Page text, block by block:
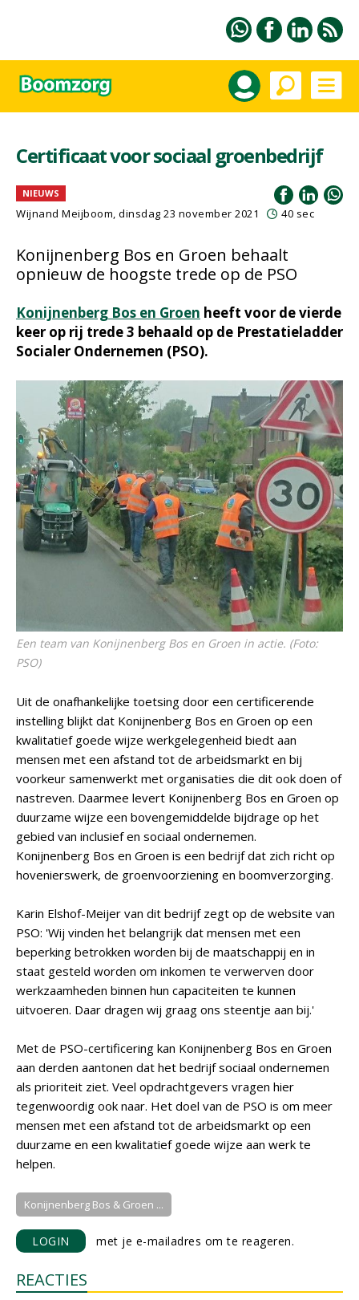
Certificaat voor sociaal groenbedrijf
NIEUWS
Wijnand Meijboom, dinsdag 23 november 2021 40 sec
Konijnenberg Bos en Groen behaalt
opnieuw de hoogste trede op de PSO
Konijnenberg Bos en Groen heeft voor de vierde
keer op rij trede 3 behaald op de Prestatieladder
Socialer Ondernemen (PSO).
Een team van Konijnenberg Bos en Groen in actie. (Foto:
PSO)
Uit de onafhankelijke toetsing door een certificerende
instelling blijkt dat Konijnenberg Bos en Groen op een
kwalitatief goede wijze werkgelegenheid biedt aan
mensen met een afstand tot de arbeidsmarkt en bij
voorkeur samenwerkt met organisaties die dit ook doen of
nastreven. Daarmee levert Konijnenberg Bos en Groen op
duurzame wijze een bovengemiddelde bijdrage op het
gebied van inclusief en sociaal ondernemen.
Konijnenberg Bos en Groen is een bedrijf dat zich richt op
hovenierswerk, de groenvoorziening en boomverzorging.
Karin Elshof-Meijer van dit bedrijf zegt op de website van
PSO: 'Wij vinden het belangrijk dat mensen met een
beperking betrokken worden bij de maatschappij en in
staat gesteld worden om inkomen te verwerven door
werkzaamheden binnen hun capaciteiten te kunnen
uitvoeren. Daar dragen wij graag ons steentje aan bij.'
Met de PSO-certificering kan Konijnenberg Bos en Groen
aan derden aantonen dat het bedrijf sociaal ondernemen
als prioriteit ziet. Veel opdrachtgevers vragen hier
tegenwoordig ook naar. Het doel van de PSO is om meer
mensen met een afstand tot de arbeidsmarkt op een
duurzame en een kwalitatief goede wijze aan werk te
helpen.
Konijnenberg Bos & Groen ...
LOGIN met je e-mailadres om te reageren.
REACTIES